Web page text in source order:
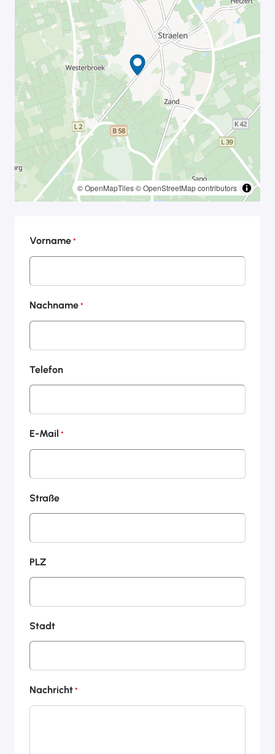
© OpenMapTiles© OpenStreetMap contributors
Vorname *
Nachname *
Telefon
E-Mail *
Straße
PLZ
Stadt
Nachricht *